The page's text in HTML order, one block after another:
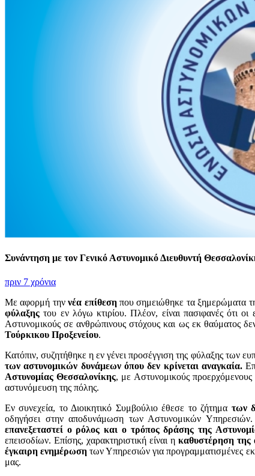
Συνάντηση με τον Γενικό Αστυνομικό Διευθυντή
πριν 7 χρόνια
Με αφορμή τηννέα επίθεσηπου σημειώθηκε τα ξημερώματα
φύλαξης του εν λόγω κτιρίου. Πλέον, είναι πασιφανές ότι οι
Αστυνομικούς σε ανθρώπινους στόχους και ως εκ θαύματος
Τούρκικου Προξενείου.
Κατόπιν, συζητήθηκε η εν γένει προσέγγιση της φύλαξης των
των αστυνομικών δυνάμεων όπου δεν κρίνεται αναγκαία.
Αστυνομίας Θεσσαλονίκης, με Αστυνομικούς προερχόμενους
αστυνόμευση της πόλης.
Εν συνεχεία, το Διοικητικό Συμβούλιο έθεσε το ζήτημα των
οδηγήσει στην αποδυνάμωση των Αστυνομικών
επανεξεταστεί ο ρόλος και ο τρόπος δράσης της
επεισοδίων. Επίσης, χαρακτηριστική είναι ηκαθυστέρηση της
έγκαιρη ενημέρωση των Υπηρεσιών για προγραμματισμένες
μας.